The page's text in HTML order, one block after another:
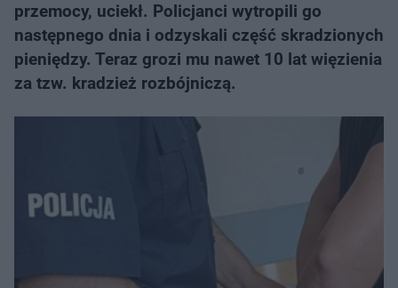
przemocy, uciekł. Policjanci wytropili go
następnego dnia i odzyskali część skradzionych
pieniędzy. Teraz grozi mu nawet 10 lat więzienia
za tzw. kradzież rozbójniczą.